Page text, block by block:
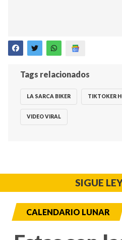
Tags relacionados
LA SARCA BIKER TIKTOKER
VIDEO VIRAL
SIGUE
CALENDARIO LUNAR